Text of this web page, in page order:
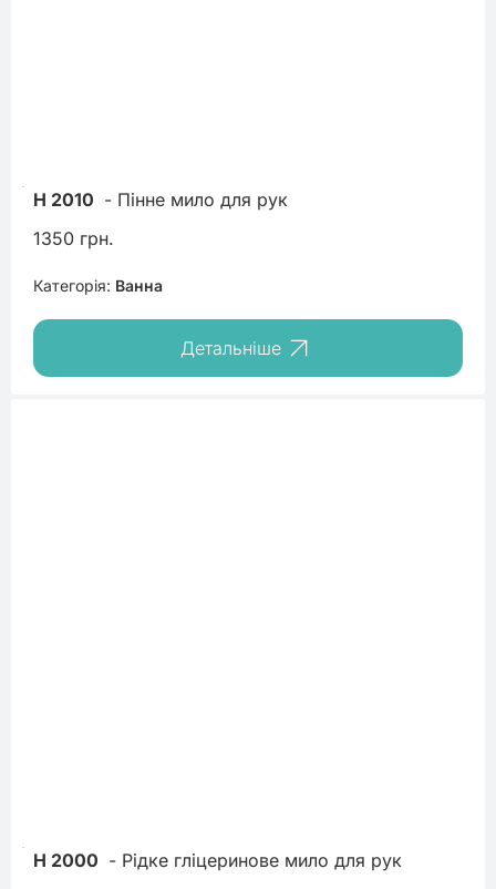
H 2010 - Пінне мило для рук
1350 грн.
Категорія: Ванна
Детальніше
H 2000 - Рідке гліцеринове мило для рук